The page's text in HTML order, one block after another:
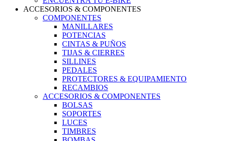
ACCESORIOS & COMPONENTES
COMPONENTES
MANILLARES
POTENCIAS
CINTAS & PUÑOS
TIJAS & CIERRES
SILLINES
PEDALES
PROTECTORES & EQUIPAMIENTO
RECAMBIOS
ACCESORIOS & COMPONENTES
BOLSAS
SOPORTES
LUCES
TIMBRES